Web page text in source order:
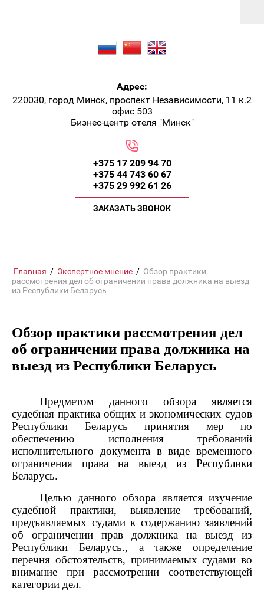
Адрес:
220030, город Минск, проспект Независимости, 11 к.2
офис 503
Бизнес-центр отеля "Минск"
ЗАКАЗАТЬ ЗВОНОК
+375 17 209 94 70
+375 44 743 60 67
+375 29 992 61 26
Главная / Экспертное мнение / Обзор практики
рассмотрения дел об ограничении права должника на выезд
из Республики Беларусь
Обзор практики рассмотрения дел
об ограничении права должника на
выезд из Республики Беларусь
Предметом данного обзора является
судебная практика общих и экономических судов
Республики Беларусь принятия мер по
обеспечению исполнения требований
исполнительного документа в виде временного
ограничения права на выезд из Республики
Беларусь.
Целью данного обзора является изучение
судебной практики, выявление требований,
предъявляемых судами к содержанию заявлений
об ограничении прав должника на выезд из
Республики Беларусь., а также определение
перечня обстоятельств, принимаемых судами во
внимание при рассмотрении соответствующей
категории дел.